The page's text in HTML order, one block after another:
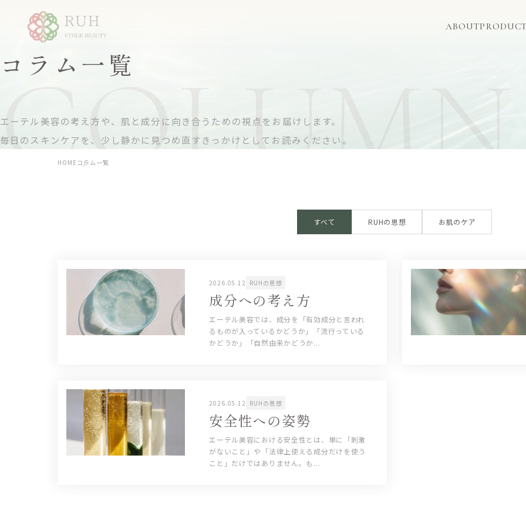
ABOUTP RODUCT
COLUMN
コラム一覧
エーテル美容の考え方や、肌と成分に向き合うための視点をお届けします。
毎日のスキンケアを、少し静かに見つめ直すきっかけとしてお読みください。
H O M Eコラム一覧
すべて RUHの思想 お肌のケア
2026.05.12 RUHの思想
成分への考え方
エーテル美容では、成分を「有効成分と言われ
るものが入っているかどうか」「流行っている
かどうか」「自然由来かどうか...
2026.05.12 RUHの思想
安全性への姿勢
エーテル美容における安全性とは、単に「刺激
がないこと」や「法律上使える成分だけを使う
こと」だけではありません。も...